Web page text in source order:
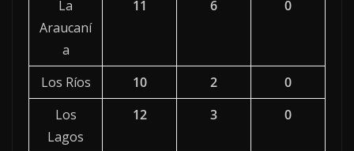
La
Araucaní
a
11 6 0
Los Ríos 10 2
0
Los
Lagos
12 3 0